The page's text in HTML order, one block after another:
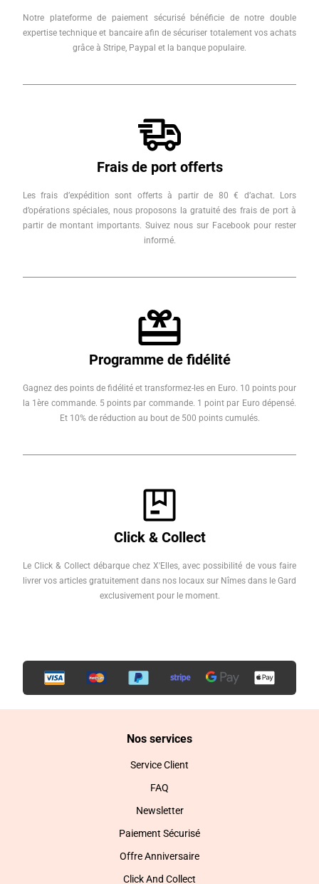
Notre plateforme de paiement sécurisé bénéficie de notre double
expertise technique et bancaire afin de sécuriser totalement vos achats
grâce à Stripe, Paypal et la banque populaire.
Frais de port offerts
Les frais d’expédition sont offerts à partir de 80 € d’achat. Lors
d’opérations spéciales, nous proposons la gratuité des frais de port à
partir de montant importants. Suivez nous sur Facebook pour rester
informé.
Programme de fidélité
Gagnez des points de fidélité et transformez-les en Euro. 10 points pour
la 1ère commande. 5 points par commande. 1 point par Euro dépensé.
Et 10% de réduction au bout de 500 points cumulés.
Click & Collect
Le Click & Collect débarque chez X'Elles, avec possibilité de vous faire
livrer vos articles gratuitement dans nos locaux sur Nîmes dans le Gard
exclusivement pour le moment.
Nos services
Service Client
FAQ
Newsletter
Paiement Sécurisé
Offre Anniversaire
Click And Collect